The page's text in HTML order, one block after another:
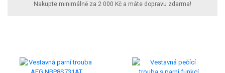
Nakupte minimálně za 2 000 Kč a máte dopravu zdarma!